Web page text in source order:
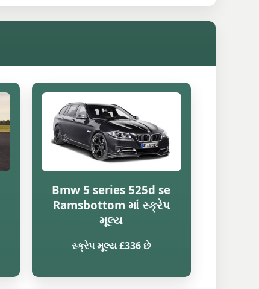
Bmw 5 series 525d se
Ramsbottom માં સ્ક્રેપ
મૂલ્ય
સ્ક્રેપ મૂલ્ય £336 છે